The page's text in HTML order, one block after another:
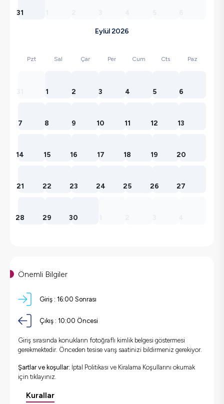
31
Eylül 2026
Pzt Sal Çar Per Cum Cts Paz
1 2 3 4 5 6
7 8 9 10 11 12 13
14 15 16 17 18 19 20
21 22 23 24 25 26 27
28 29 30
Önemli Bilgiler
Giriş : 16:00 Sonrası
Çıkış : 10:00 Öncesi
Giriş sırasında konukların fotoğraflı kimlik belgesi göstermesi
gerekmektedir. Önceden tesise varış saatinizi bildirmeniz gerekiyor.
Şartlar ve koşullar: İptal Politikası ve Kiralama Koşullarını okumak
için tıklayınız.
Kurallar